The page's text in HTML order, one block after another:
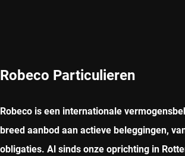
Robeco Particulieren
Robeco is een internationale
breed aanbod aan actieve beleggingen,
obligaties. Al sinds onze oprichting in